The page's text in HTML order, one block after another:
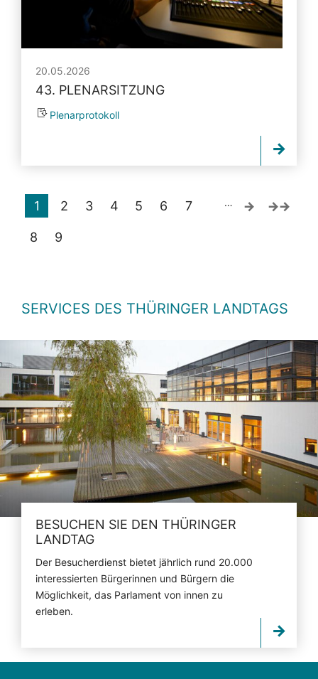
20.05.2026
43. PLENARSITZUNG
Plenarprotokoll
1 2 3 4 5 6 7
8 9
…
SERVICES DES THÜRINGER LANDTAGS
BESUCHEN SIE DEN THÜRINGER
LANDTAG
Der Besucherdienst bietet jährlich rund 20.000
interessierten Bürgerinnen und Bürgern die
Möglichkeit, das Parlament von innen zu
erleben.